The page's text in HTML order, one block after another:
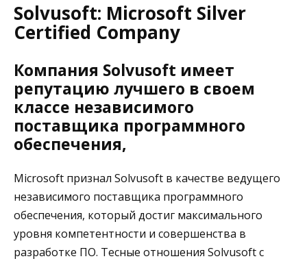
Solvusoft: Microsoft Silver
Certified Company
Компания Solvusoft имеет
репутацию лучшего в своем
классе независимого
поставщика программного
обеспечения,
Microsoft признал Solvusoft в качестве ведущего
независимого поставщика программного
обеспечения, который достиг максимального
уровня компетентности и совершенства в
разработке ПО. Тесные отношения Solvusoft с